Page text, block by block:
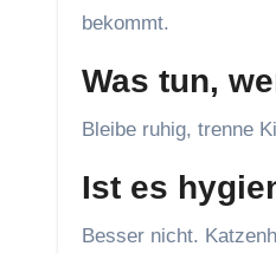
bekommt.
Was tun,
Bleibe ruhig, trenne
Ist es
Besser nicht.